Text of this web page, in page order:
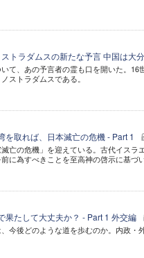
トラダムスの新たな予言 中国は大
て、あの予言者の霊も口を開いた。
ストラダムスである。
を取れば、日本滅亡の危機 - Part 1
亡の危機」を迎えている。古代イス
に為すべきことを至高神の啓示に基づ
たして大丈夫か？ - Part 1 外交編
今後どのような道を歩むのか。内政